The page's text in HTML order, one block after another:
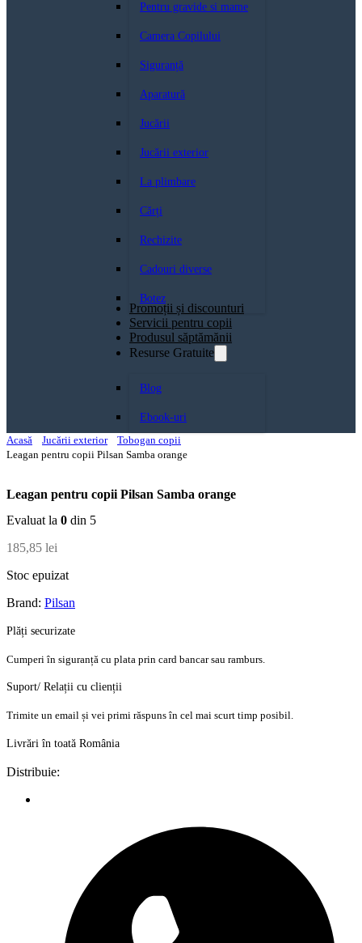
Pentru gravide si mame
Camera Copilului
Siguranță
Aparatură
Jucării
Jucării exterior
La plimbare
Cărți
Rechizite
Cadouri diverse
Botez
Promoții și discounturi
Servicii pentru copii
Produsul săptămănii
Resurse Gratuite
Blog
Ebook-uri
Acasă
Jucării exterior
Tobogan copii
Leagan pentru copii Pilsan Samba orange
Leagan pentru copii Pilsan Samba orange
Evaluat la 0 din 5
185,85 lei
Stoc epuizat
Brand: Pilsan
Plăți securizate
Cumperi în siguranță cu plata prin card bancar sau ramburs.
Suport/ Relații cu clienții
Trimite un email și vei primi răspuns în cel mai scurt timp posibil.
Livrări în toată România
Distribuie: